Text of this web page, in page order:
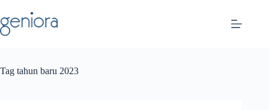
to
content
Tag tahun baru 2023